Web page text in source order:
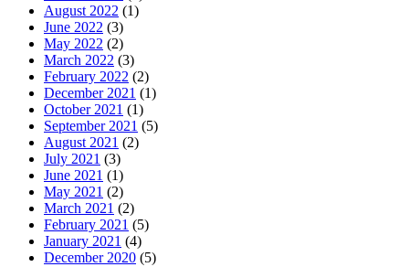
August 2022 (1)
June 2022 (3)
May 2022 (2)
March 2022 (3)
February 2022 (2)
December 2021 (1)
October 2021 (1)
September 2021 (5)
August 2021 (2)
July 2021 (3)
June 2021 (1)
May 2021 (2)
March 2021 (2)
February 2021 (5)
January 2021 (4)
December 2020 (5)